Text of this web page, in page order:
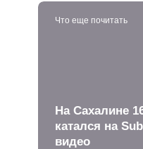
Что еще почитать
На Сахалине
катался на
видео